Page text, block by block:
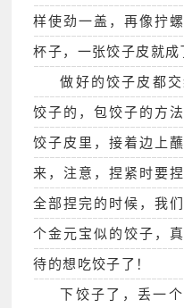
样使劲一盖，再像拧
杯子，一张饺子皮就成
做好的饺子皮都
饺子的，包饺子的方
饺子皮里，接着边上
来，注意，捏紧时要
全部捏完的时候，我
个金元宝似的饺子，
待的想吃饺子了！
下饺子了，丢一